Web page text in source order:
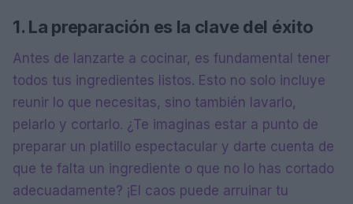
1. La preparación es la clave del éxito
Antes de lanzarte a cocinar, es fundamental tener
todos tus ingredientes listos. Esto no solo incluye
reunir lo que necesitas, sino también lavarlo,
pelarlo y cortarlo. ¿Te imaginas estar a punto de
preparar un platillo espectacular y darte cuenta de
que te falta un ingrediente o que no lo has cortado
adecuadamente? ¡El caos puede arruinar tu